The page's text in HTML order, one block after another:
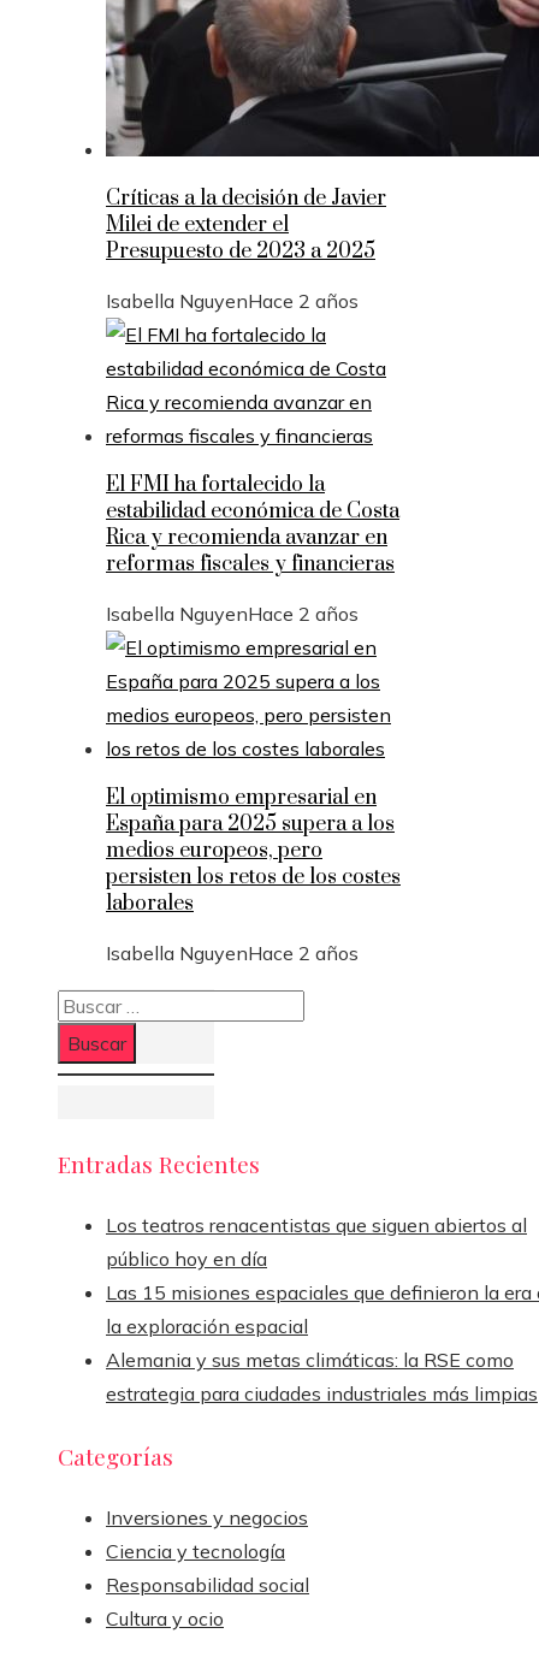
Críticas a la decisión de Javier
Milei de extender el
Presupuesto de 2023 a 2025
Isabella NguyenHace 2 años
El FMI ha fortalecido la
estabilidad económica de Costa
Rica y recomienda avanzar en
reformas fiscales y financieras
Isabella NguyenHace 2 años
El optimismo empresarial en
España para 2025 supera a los
medios europeos, pero
persisten los retos de los costes
laborales
Isabella NguyenHace 2 años
Buscar:
Entradas Recientes
Los teatros renacentistas que siguen abiertos al
público hoy en día
Las 15 misiones espaciales que definieron la era
la exploración espacial
Alemania y sus metas climáticas: la RSE como
estrategia para ciudades industriales más limpias
Categorías
Inversiones y negocios
Ciencia y tecnología
Responsabilidad social
Cultura y ocio